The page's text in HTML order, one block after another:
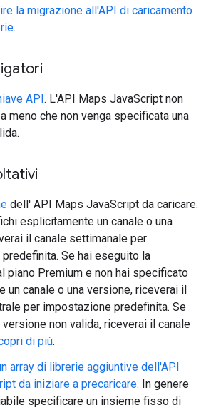
la migrazione all'API di caricamento
.
API . L'API Maps JavaScript non
meno che non venga specificata una
dell' API Maps JavaScript da caricare.
esplicitamente un canale o una
il canale settimanale per
Se hai eseguito la
piano Premium e non hai specificato
un canale o una versione, riceverai il
per impostazione predefinita. Se
non valida, riceverai il canale
di più.
array di librerie aggiuntive dell'API
da iniziare a precaricare. In genere
specificare un insieme fisso di